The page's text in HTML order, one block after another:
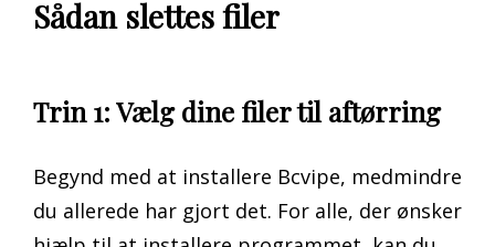
Sådan slettes filer
Trin 1: Vælg dine filer til aftørring
Begynd med at installere Bcvipe, medmindre
du allerede har gjort det. For alle, der ønsker